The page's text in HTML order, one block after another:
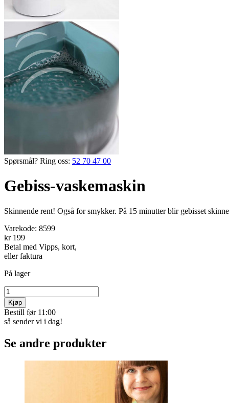
Spørsmål? Ring oss: 52 70 47 00
Gebiss-vaskemaskin
Skinnende rent! Også for smykker. På 15 minutter blir gebisset
Varekode: 8599
kr 199
Betal med Vipps, kort,
eller faktura
På lager
Kjøp
Bestill før 11:00
så sender vi i dag!
Se andre produkter